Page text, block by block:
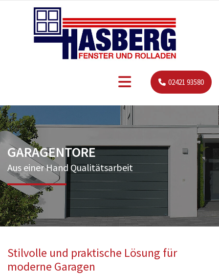
Zum Inhalt springen
02421 93580
GARAGENTORE
Aus einer Hand Qualitätsarbeit
Stilvolle und praktische Lösung für
moderne Garagen